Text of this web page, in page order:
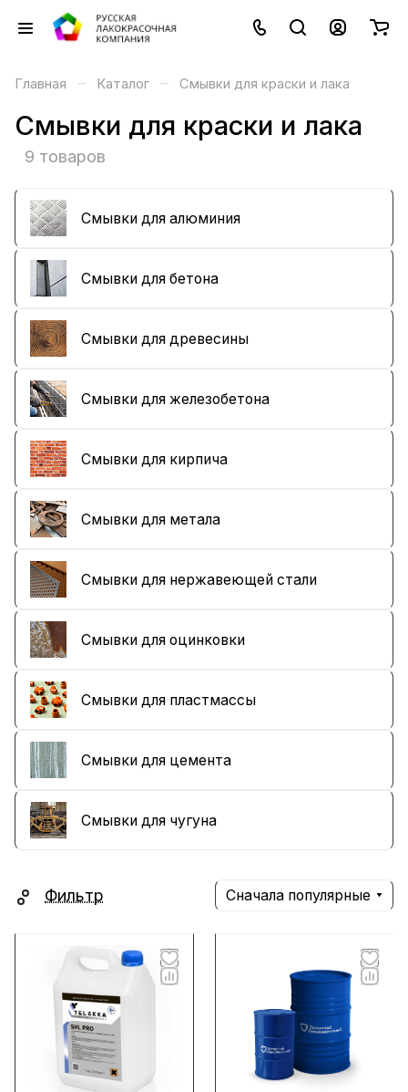
Главная – Каталог – Смывки для краски и лака
Смывки для краски и лака
9 товаров
Смывки для алюминия
Смывки для бетона
Смывки для древесины
Смывки для железобетона
Смывки для кирпича
Смывки для метала
Смывки для нержавеющей стали
Смывки для оцинковки
Смывки для пластмассы
Смывки для цемента
Смывки для чугуна
Фильтр Сначала популярные